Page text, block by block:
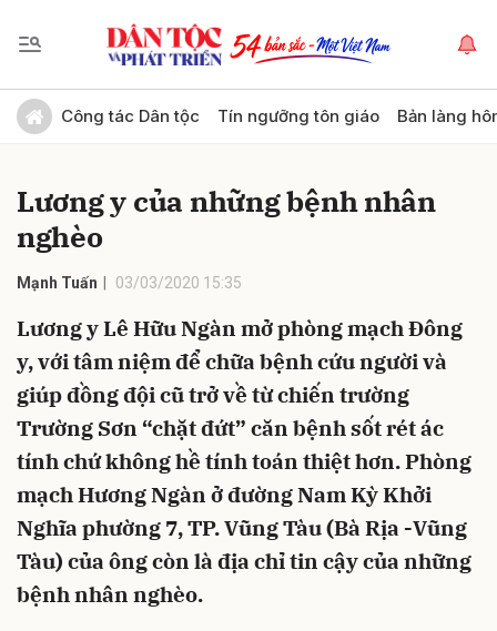
Công tác Dân tộc Tín ngưỡng tôn giáo Bản làng
Lương y của những bệnh nhân
nghèo
Mạnh Tuấn 03/03/2020 15:35
Lương y Lê Hữu Ngàn mở phòng mạch Đông
y, với tâm niệm để chữa bệnh cứu người và
giúp đồng đội cũ trở về từ chiến trường
Trường Sơn “chặt đứt” căn bệnh sốt rét ác
tính chứ không hề tính toán thiệt hơn. Phòng
mạch Hương Ngàn ở đường Nam Kỳ Khởi
Nghĩa phường 7, TP. Vũng Tàu (Bà Rịa -Vũng
Tàu) của ông còn là địa chỉ tin cậy của những
bệnh nhân nghèo.
Gửi bình luận
Hủy Gửi